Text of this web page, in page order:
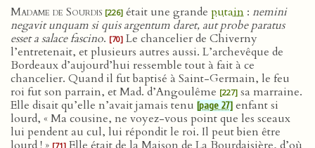
Madame de Sourdis [226] était une grande putain : nemini
negavit unquam si quis argentum daret, aut probe paratus
esset a salace fascino. [70] Le chancelier de Chiverny
l’entretenait, et plusieurs autres aussi. L’archevêque de
Bordeaux d’aujourd’hui ressemble tout à fait à ce
chancelier. Quand il fut baptisé à Saint-Germain, le feu
roi fut son parrain, et Mad. d’Angoulême [227] sa marraine.
Elle disait qu’elle n’avait jamais tenu [page 27] enfant si
lourd, « Ma cousine, ne voyez-vous point que les sceaux
lui pendent au cul, lui répondit le roi. Il peut bien être
[71]